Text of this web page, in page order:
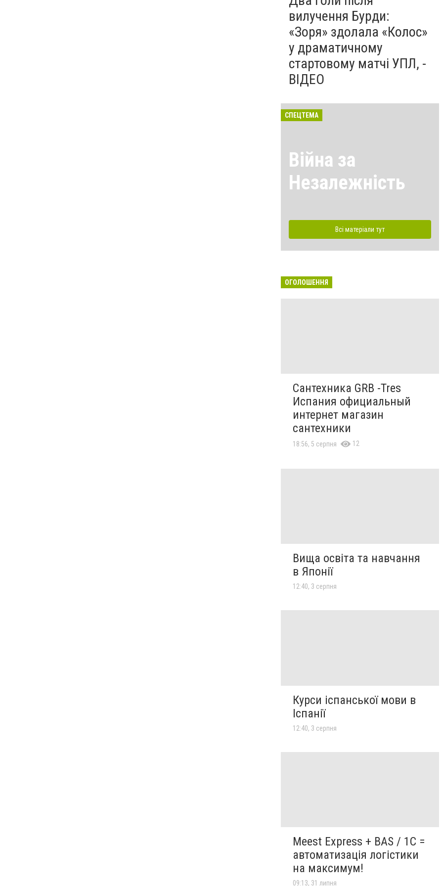
вилучення Бурди:
«Зоря» здолала «Колос»
у драматичному
стартовому матчі УПЛ, -
ВІДЕО
СПЕЦТЕМА
Війна за
Незалежність
Всі матеріали тут
ОГОЛОШЕННЯ
Сантехника GRB -Tres
Испания официальный
интернет магазин
сантехники
18:56, 5 серпня 12
Вища освіта та навчання
в Японії
12:40, 3 серпня
Курси іспанської мови в
Іспанії
12:40, 3 серпня
Meest Express + BAS / 1C =
автоматизація логістики
на максимум!
09:13, 31 липня